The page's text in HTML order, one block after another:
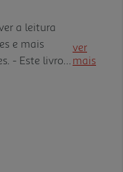
a leitura
e mais
- Este livro
desperta
a que
capítulos
ver
mais